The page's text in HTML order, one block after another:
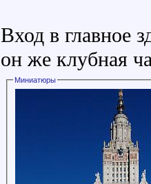
Вход в главное
он же клубная
Миниатюры